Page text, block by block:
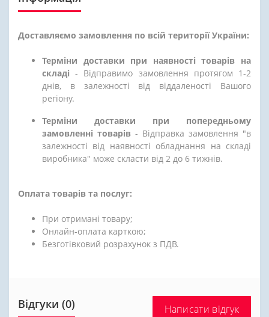
Доставляємо замовлення по всій території України:
Терміни доставки при наявності товарів на
складі - Відправимо замовлення протягом 1-2
днів, в залежності від віддаленості Вашого
регіону.
Терміни доставки при попередньому
замовленні товарів - Відправка замовлення "в
залежності від наявності обладнання на складі
виробника" може скласти від 2 до 6 тижнів.
Оплата товарів та послуг:
При отримані товару;
Онлайн-оплата карткою;
Безготівковий розрахунок з ПДВ.
Відгуки (0) Написати відгук